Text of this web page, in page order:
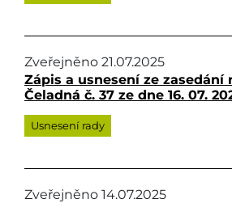
Zveřejněno 21.07.2025
Zápis a usnesení ze zasedání
Čeladná č. 37 ze dne 16. 07.
Usnesení rady
Zveřejněno 14.07.2025